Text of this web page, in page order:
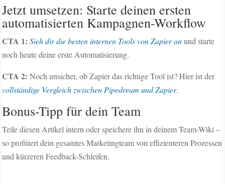
Jetzt umsetzen: Starte deinen ersten
automatisierten Kampagnen-Workflow
CTA 1: Sieh dir die besten internen Tools von Zapier anund starte
noch heute deine erste Automatisierung.
CTA 2: Noch unsicher, ob Zapier das richtige Tool ist? Hier ist der
vollständige Vergleich zwischen Pipedream und Zapier.
Bonus-Tipp für dein Team
Teile diesen Artikel intern oder speichere ihn in deinem Team-Wiki –
so profitiert dein gesamtes Marketingteam von effizienteren Prozessen
und kürzeren Feedback-Schleifen.